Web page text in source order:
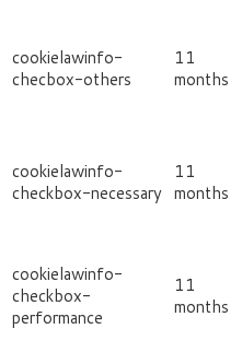
cookielawinfo-
checbox-others
11
months
cookielawinfo-
checkbox-necessary
11
months
cookielawinfo-
checkbox-
performance
11
months